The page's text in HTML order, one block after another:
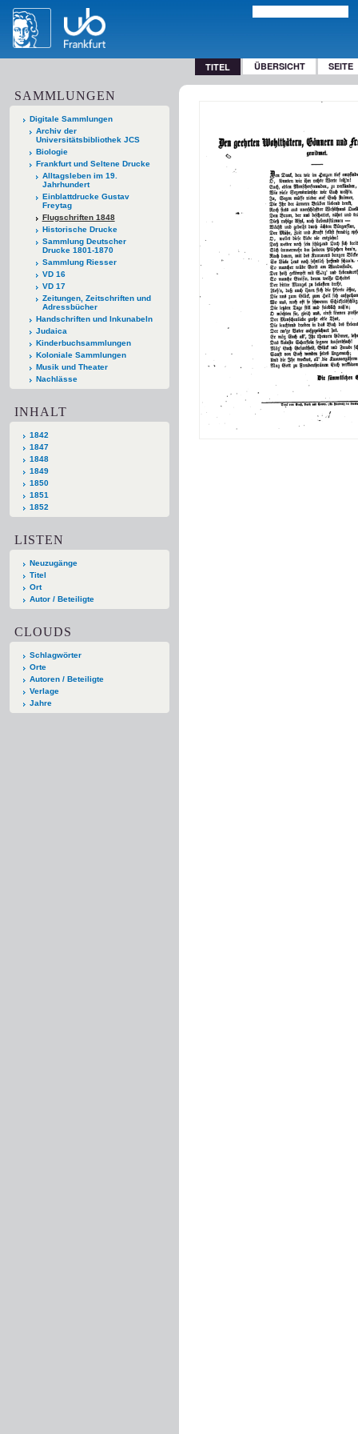
TITEL ÜBERSICHT SEITE
SAMMLUNGEN
Digitale Sammlungen
Archiv der
Universitätsbibliothek JCS
Biologie
Frankfurt und Seltene Drucke
Alltagsleben im 19.
Jahrhundert
Einblattdrucke Gustav
Freytag
Flugschriften 1848
Historische Drucke
Sammlung Deutscher
Drucke 1801-1870
Sammlung Riesser
VD 16
VD 17
Zeitungen, Zeitschriften und
Adressbücher
Handschriften und Inkunabeln
Judaica
Kinderbuchsammlungen
Koloniale Sammlungen
Musik und Theater
Nachlässe
INHALT
1842
1847
1848
1849
1850
1851
1852
LISTEN
Neuzugänge
Titel
Ort
Autor / Beteiligte
CLOUDS
Schlagwörter
Orte
Autoren / Beteiligte
Verlage
Jahre